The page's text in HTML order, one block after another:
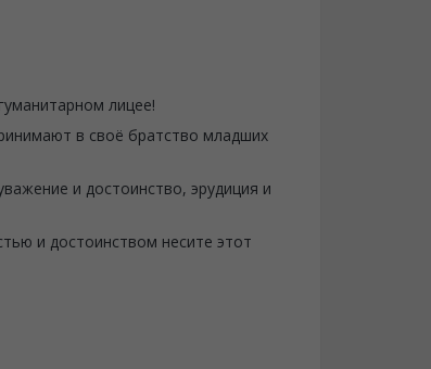
лицее!
в своё братство младших
и достоинство, эрудиция и
и достоинством несите этот